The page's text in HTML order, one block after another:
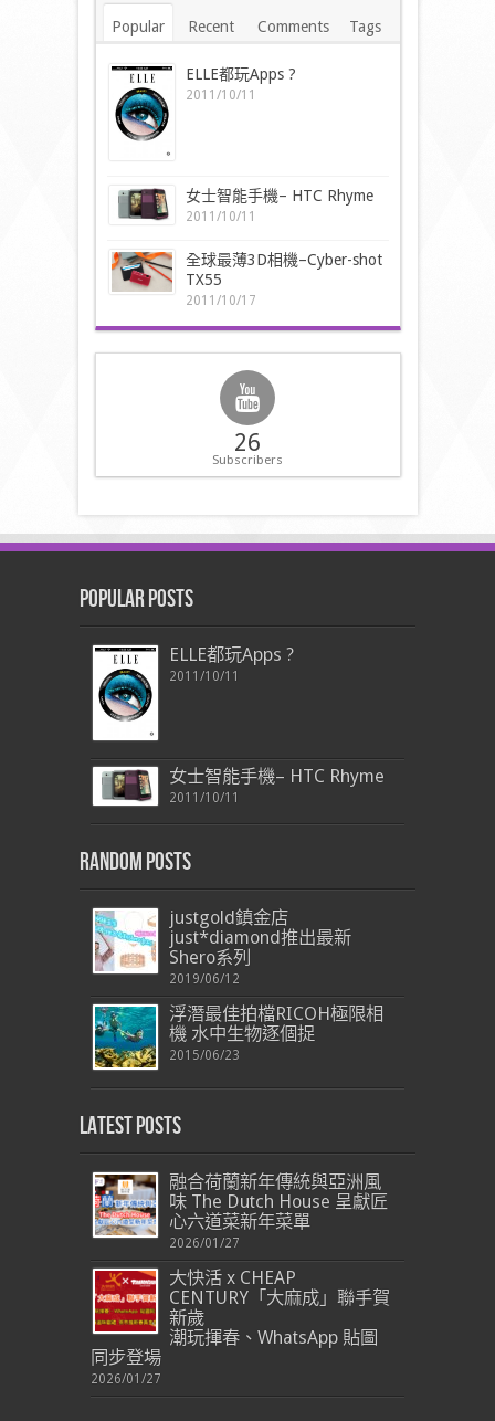
Popular Recent Comments Tags
ELLE都玩Apps ?
2011/10/11
女士智能手機– HTC Rhyme
2011/10/11
全球最薄3D相機–Cyber-shot
TX55
2011/10/17
26
Subscribers
Popular Posts
ELLE都玩Apps ?
2011/10/11
女士智能手機– HTC Rhyme
2011/10/11
Random Posts
justgold鎮金店
just*diamond推出最新
Shero系列
2019/06/12
浮潛最佳拍檔RICOH極限相
機 水中生物逐個捉
2015/06/23
Latest Posts
融合荷蘭新年傳統與亞洲風
味 The Dutch House 呈獻匠
心六道菜新年菜單
2026/01/27
大快活 x CHEAP
CENTURY「大麻成」聯手賀
新歲
潮玩揮春、WhatsApp 貼圖
同步登場
2026/01/27